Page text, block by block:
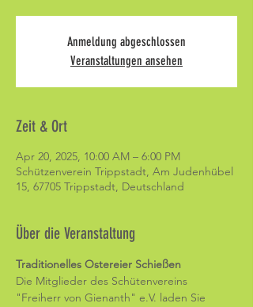
Anmeldung abgeschlossen
Veranstaltungen ansehen
Zeit & Ort
Apr 20, 2025, 10:00 AM – 6:00 PM
Schützenverein Trippstadt, Am Judenhübel
15, 67705 Trippstadt, Deutschland
Über die Veranstaltung
Traditionelles Ostereier Schießen
Die Mitglieder des Schütenvereins
"Freiherr von Gienanth" e.V. laden Sie